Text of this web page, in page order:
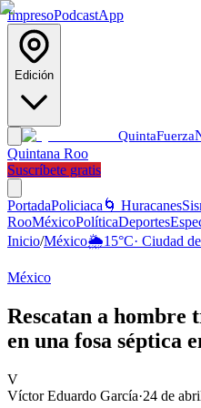
ImpresoPodcastApp
Edición
QuintaFuerza
Quintana Roo
Suscríbete gratis
PortadaPoliciaca 🌀 Huracanes
RooMéxicoPolíticaDeportes
Inicio/México🌦️15°C· Ciudad
México
Rescatan a hombre
en una fosa séptica
V
Víctor Eduardo García·24 de